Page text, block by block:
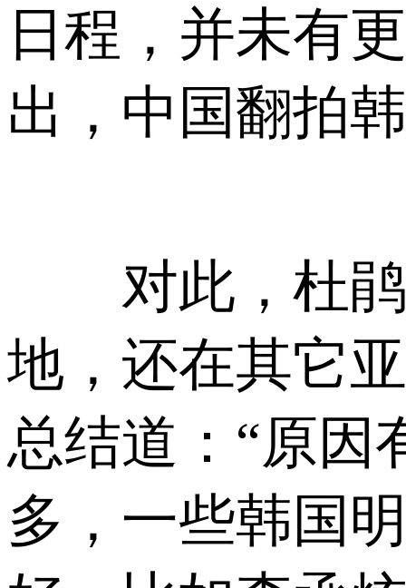
日程，并未有
出，中国翻拍
对此，杜鹃
地，还在其它
总结道：“原因
多，一些韩国